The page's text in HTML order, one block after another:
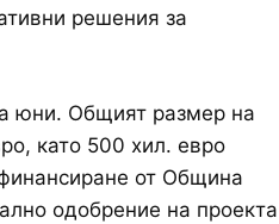
решения за
юни. Общият размер на
като 500 хил. евро
от Община
одобрение на проекта